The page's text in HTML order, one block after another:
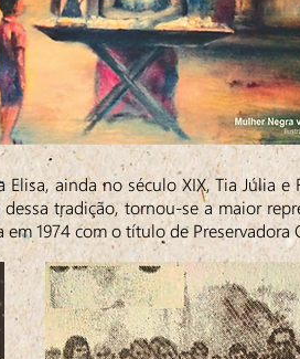
ainda no século XIX, Tia Júlia e
tradição, tornou-se a maior
1974 com o título de Preservadora